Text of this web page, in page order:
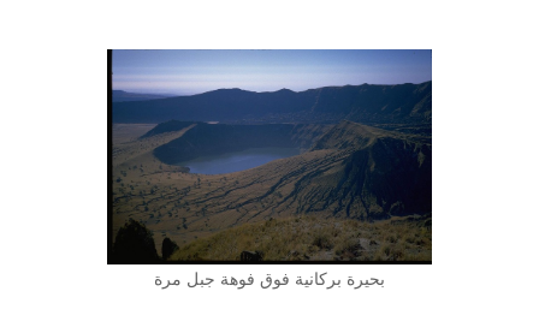
بحيرة بركانية فوق فوهة جبل مرة